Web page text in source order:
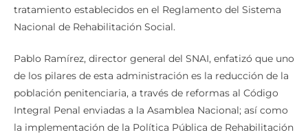
tratamiento establecidos en el Reglamento del Sistema
Nacional de Rehabilitación Social.
Pablo Ramírez, director general del SNAI, enfatizó que uno
de los pilares de esta administración es la reducción de la
población penitenciaria, a través de reformas al Código
Integral Penal enviadas a la Asamblea Nacional; así como
la implementación de la Política Pública de Rehabilitación